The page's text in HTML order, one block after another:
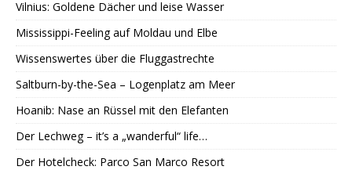
Vilnius: Goldene Dächer und leise Wasser
Mississippi-Feeling auf Moldau und Elbe
Wissenswertes über die Fluggastrechte
Saltburn-by-the-Sea – Logenplatz am Meer
Hoanib: Nase an Rüssel mit den Elefanten
Der Lechweg – it’s a „wanderful“ life…
Der Hotelcheck: Parco San Marco Resort